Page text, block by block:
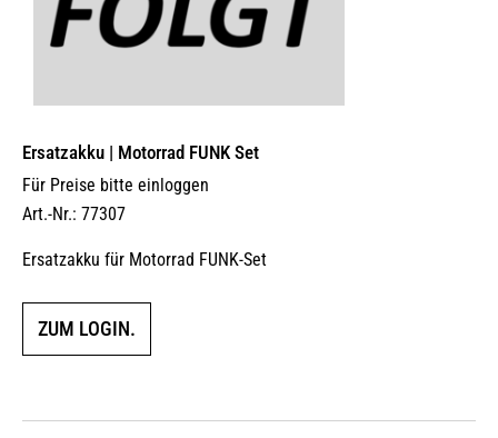
Ersatzakku | Motorrad FUNK Set
Für Preise bitte einloggen
Art.-Nr.: 77307
Ersatzakku für Motorrad FUNK-Set
ZUM LOGIN.